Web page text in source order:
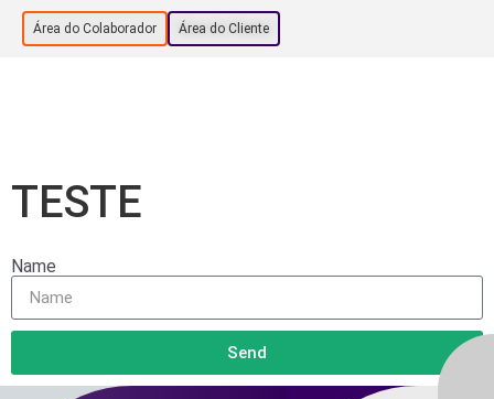
Área do Colaborador Área do Cliente
TESTE
Name
Send